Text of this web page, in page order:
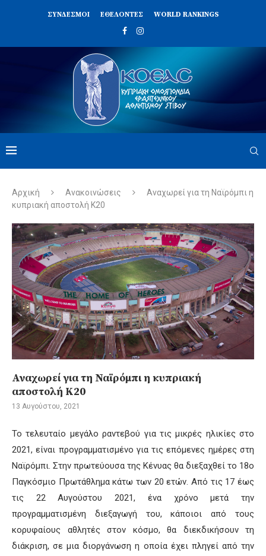
ΣΥΝΔΈΣΜΟΙ ΕΘΕΛΟΝΤΈΣ WORLD RANKINGS
Αρχική Ανακοινώσεις
Αναχωρεί για τη Ναϊρόμπι η
κυπριακή αποστολή Κ20
Αναχωρεί για τη Ναϊρόμπι η κυπριακή
αποστολή Κ20
13 Αυγούστου, 2021
Το τελευταίο μεγάλο ραντεβού για τις μικρές ηλικίες στο
2021, είναι προγραμματισμένο για τις επόμενες ημέρες στη
Ναϊρόμπι. Στην πρωτεύουσα της Κένυας θα διεξαχθεί το 18ο
Παγκόσμιο Πρωτάθλημα κάτω των 20 ετών. Από τις 17 έως
τις 22 Αυγούστου 2021, ένα χρόνο μετά την
προγραμματισμένη διεξαγωγή του, κάποιοι από τους
κορυφαίους αθλητές στον κόσμο, θα διεκδικήσουν τη
διάκριση, σε μια διοργάνωση η οποία έχει πληγεί από την